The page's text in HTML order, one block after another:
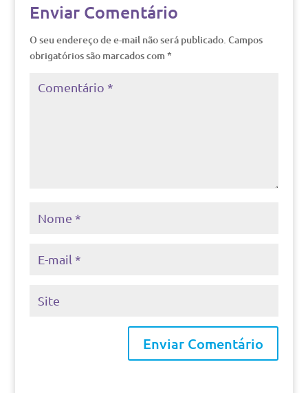
Enviar Comentário
O seu endereço de e-mail não será publicado. Campos
obrigatórios são marcados com *